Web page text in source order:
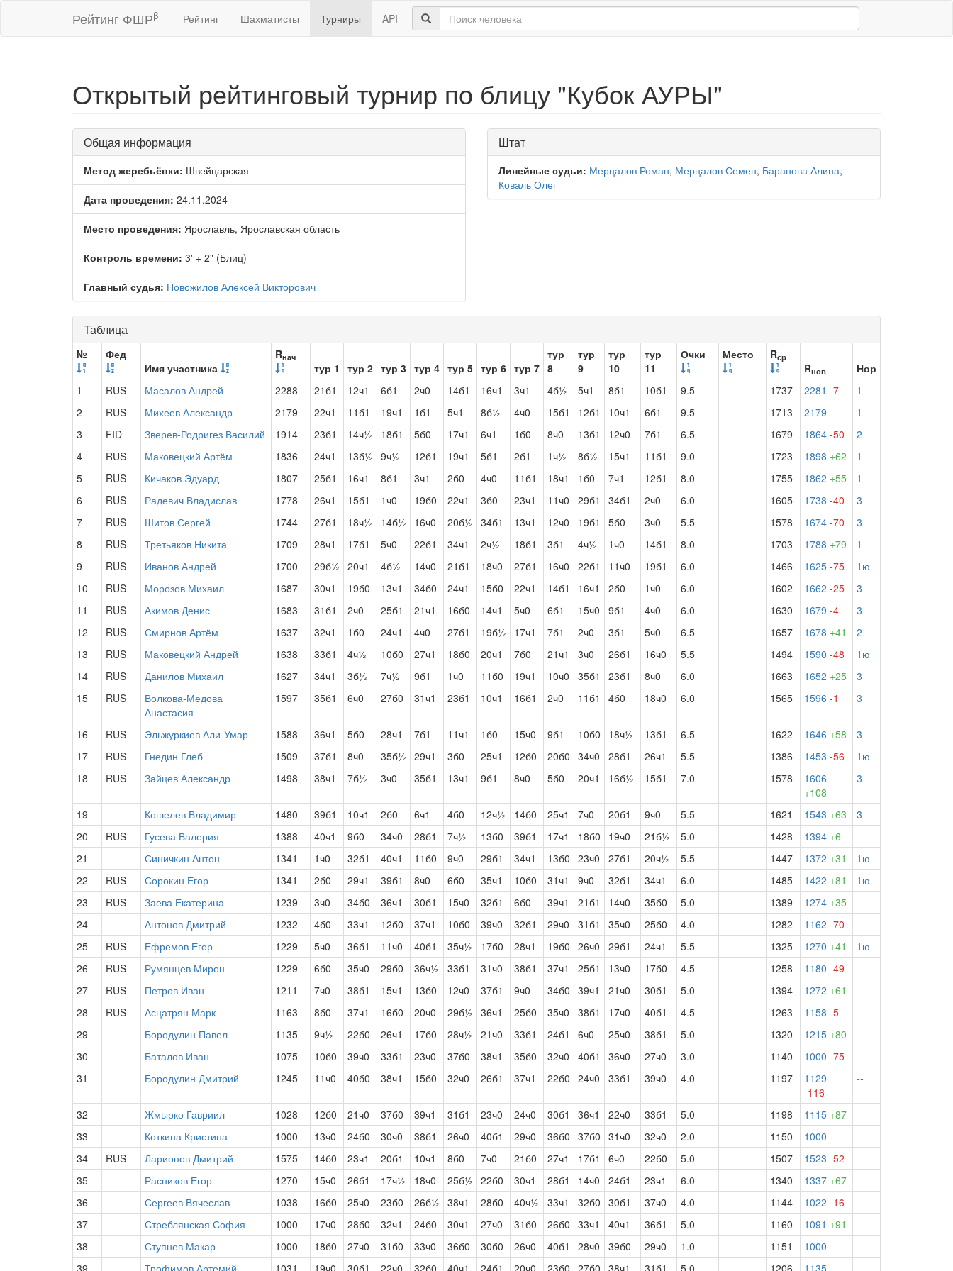
Рейтинг ФШРβ Рейтинг Шахматисты Турниры API
Открытый рейтинговый турнир по блицу "Кубок АУРЫ"
Общая информация
Метод жеребьёвки: Швейцарская
Дата проведения: 24.11.2024
Место проведения: Ярославль, Ярославская область
Контроль времени: 3' + 2" (Блиц)
Главный судья: Новожилов Алексей Викторович
Штат
Линейные судьи: Мерцалов Роман, Мерцалов Семен, Баранова Алина,
Коваль Олег
Таблица
№
Фед
Имя участника
Rнач
тур 1 тур 2 тур 3 тур 4 тур 5 тур 6 тур 7
тур
8
тур
9
тур
10
тур
11
Очки Место Rср
Rнов
Нор
1
RUS Масалов Андрей 2288 21б1 12ч1 6б1 2ч0 14б1 16ч1 3ч1 4б½ 5ч1 8б1 10б1 9.5 1737 2281 -7
1
2
RUS Михеев Александр 2179 22ч1 11б1 19ч1 1б1 5ч1 8б½ 4ч0 15б1 12б1 10ч1 6б1 9.5 1713 2179
1
3
FID Зверев-Родригез Василий 1914 23б1 14ч½ 18б1 5б0 17ч1 6ч1 1б0 8ч0 13б1 12ч0 7б1 6.5 1679 1864 -50
2
4
RUS Маковецкий Артём 1836 24ч1 13б½ 9ч½ 12б1 19ч1 5б1 2б1 1ч½ 8б½ 15ч1 11б1 9.0 1723 1898 +62
1
5
RUS Кичаков Эдуард 1807 25б1 16ч1 8б1 3ч1 2б0 4ч0 11б1 18ч1 1б0 7ч1 12б1 8.0 1755 1862 +55
1
6
RUS Радевич Владислав 1778 26ч1 15б1 1ч0 19б0 22ч1 3б0 23ч1 11ч0 29б1 34б1 2ч0 6.0 1605 1738 -40
3
7
RUS Шитов Сергей 1744 27б1 18ч½ 14б½ 16ч0 20б½ 34б1 13ч1 12ч0 19б1 5б0 3ч0 5.5 1578 1674 -70
3
8
RUS Третьяков Никита 1709 28ч1 17б1 5ч0 22б1 34ч1 2ч½ 18б1 3б1 4ч½ 1ч0 14б1 8.0 1703 1788 +79
1
9
RUS Иванов Андрей 1700 29б½ 20ч1 4б½ 14ч0 21б1 18ч0 27б1 16ч0 22б1 11ч0 19б1 6.0 1466 1625 -75
1ю
10
RUS Морозов Михаил 1687 30ч1 19б0 13ч1 34б0 24ч1 15б0 22ч1 14б1 16ч1 2б0 1ч0 6.0 1602 1662 -25
3
11
RUS Акимов Денис 1683 31б1 2ч0 25б1 21ч1 16б0 14ч1 5ч0 6б1 15ч0 9б1 4ч0 6.0 1630 1679 -4
3
12
RUS Смирнов Артём 1637 32ч1 1б0 24ч1 4ч0 27б1 19б½ 17ч1 7б1 2ч0 3б1 5ч0 6.5 1657 1678 +41
2
13
RUS Маковецкий Андрей 1638 33б1 4ч½ 10б0 27ч1 18б0 20ч1 7б0 21ч1 3ч0 26б1 16ч0 5.5 1494 1590 -48
1ю
14
RUS Данилов Михаил 1627 34ч1 3б½ 7ч½ 9б1 1ч0 11б0 19ч1 10ч0 35б1 23б1 8ч0 6.0 1663 1652 +25
3
15
RUS
Волкова-Медова
Анастасия
1597 35б1 6ч0 27б0 31ч1 23б1 10ч1 16б1 2ч0 11б1 4б0 18ч0 6.0 1565 1596 -1 3
16 RUS Эльжуркиев Али-Умар 1588 36ч1 5б0 28ч1 7б1 11ч1 1б0 15ч0 9б1 10б0 18ч½ 13б1 6.5 1622 1646 +58
3
17
RUS Гнедин Глеб 1509 37б1 8ч0 35б½ 29ч1 3б0 25ч1 12б0 20б0 34ч0 28б1 26ч1 5.5 1386 1453 -56
1ю
18
RUS Зайцев Александр 1498 38ч1 7б½ 3ч0 35б1 13ч1 9б1 8ч0 5б0 20ч1 16б½ 15б1 7.0 1578
1606
+108
3
19 Кошелев Владимир 1480 39б1 10ч1 2б0 6ч1 4б0 12ч½ 14б0 25ч1 7ч0 20б1 9ч0 5.5 1621 1543 +63
3
20
RUS Гусева Валерия 1388 40ч1 9б0 34ч0 28б1 7ч½ 13б0 39б1 17ч1 18б0 19ч0 21б½ 5.0 1428 1394 +6
--
21
Синичкин Антон 1341 1ч0 32б1 40ч1 11б0 9ч0 29б1 34ч1 13б0 23ч0 27б1 20ч½ 5.5 1447 1372 +31
1ю
22
RUS Сорокин Егор 1341 2б0 29ч1 39б1 8ч0 6б0 35ч1 10б0 31ч1 9ч0 32б1 34ч1 6.0 1485 1422 +81
1ю
23
RUS Заева Екатерина 1239 3ч0 34б0 36ч1 30б1 15ч0 32б1 6б0 39ч1 21б1 14ч0 35б0 5.0 1389 1274 +35
--
24
Антонов Дмитрий 1232 4б0 33ч1 12б0 37ч1 10б0 39ч0 32б1 29ч0 31б1 35ч0 25б0 4.0 1282 1162 -70
--
25
RUS Ефремов Егор 1229 5ч0 36б1 11ч0 40б1 35ч½ 17б0 28ч1 19б0 26ч0 29б1 24ч1 5.5 1325 1270 +41
1ю
26
RUS Румянцев Мирон 1229 6б0 35ч0 29б0 36ч½ 33б1 31ч0 38б1 37ч1 25б1 13ч0 17б0 4.5 1258 1180 -49
--
27
RUS Петров Иван 1211 7ч0 38б1 15ч1 13б0 12ч0 37б1 9ч0 34б0 39ч1 21ч0 30б1 5.0 1394 1272 +61
--
28
RUS Асцатрян Марк 1163 8б0 37ч1 16б0 20ч0 29б½ 36ч1 25б0 35ч0 38б1 17ч0 40б1 4.5 1263 1158 -5
--
29
Бородулин Павел 1135 9ч½ 22б0 26ч1 17б0 28ч½ 21ч0 33б1 24б1 6ч0 25ч0 38б1 5.0 1320 1215 +80
--
30
Баталов Иван 1075 10б0 39ч0 33б1 23ч0 37б0 38ч1 35б0 32ч0 40б1 36ч0 27ч0 3.0 1140 1000 -75
--
31
Бородулин Дмитрий 1245 11ч0 40б0 38ч1 15б0 32ч0 26б1 37ч1 22б0 24ч0 33б1 39ч0 4.0 1197
1129
-116
--
32 Жмырко Гавриил 1028 12б0 21ч0 37б0 39ч1 31б1 23ч0 24ч0 30б1 36ч1 22ч0 33б1 5.0 1198 1115 +87
--
33
Коткина Кристина 1000 13ч0 24б0 30ч0 38б1 26ч0 40б1 29ч0 36б0 37б0 31ч0 32ч0 2.0 1150 1000
--
34
RUS Ларионов Дмитрий 1575 14б0 23ч1 20б1 10ч1 8б0 7ч0 21б0 27ч1 17б1 6ч0 22б0 5.0 1507 1523 -52
--
35
Расников Егор 1270 15ч0 26б1 17ч½ 18ч0 25б½ 22б0 30ч1 28б1 14ч0 24б1 23ч1 6.0 1340 1337 +67
--
36
Сергеев Вячеслав 1038 16б0 25ч0 23б0 26б½ 38ч1 28б0 40ч½ 33ч1 32б0 30б1 37ч0 4.0 1144 1022 -16
--
37
Стреблянская София 1000 17ч0 28б0 32ч1 24б0 30ч1 27ч0 31б0 26б0 33ч1 40ч1 36б1 5.0 1160 1091 +91
--
38
Ступнев Макар 1000 18б0 27ч0 31б0 33ч0 36б0 30б0 26ч0 40б1 28ч0 39б0 29ч0 1.0 1151 1000
--
39
Трофимов Артемий 1031 19ч0 30б1 22ч0 32б0 40ч1 24б1 20ч0 23б0 27б0 38ч1 31б1 5.0 1206 1135 --